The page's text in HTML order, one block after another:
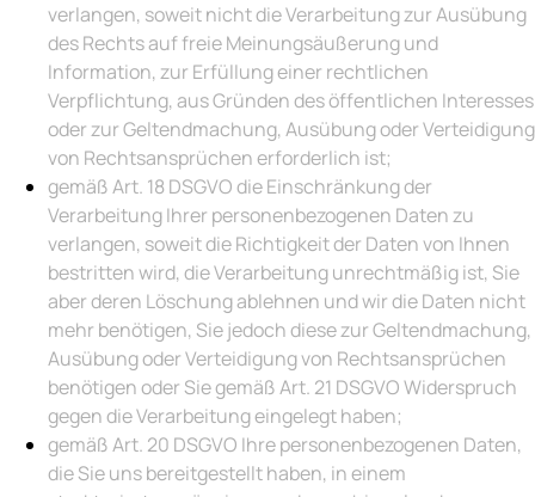
verlangen, soweit nicht die Verarbeitung zur Ausübung
des Rechts auf freie Meinungsäußerung und
Information, zur Erfüllung einer rechtlichen
Verpflichtung, aus Gründen des öffentlichen Interesses
oder zur Geltendmachung, Ausübung oder Verteidigung
von Rechtsansprüchen erforderlich ist;
gemäß Art. 18 DSGVO die Einschränkung der
Verarbeitung Ihrer personenbezogenen Daten zu
verlangen, soweit die Richtigkeit der Daten von Ihnen
bestritten wird, die Verarbeitung unrechtmäßig ist, Sie
aber deren Löschung ablehnen und wir die Daten nicht
mehr benötigen, Sie jedoch diese zur Geltendmachung,
Ausübung oder Verteidigung von Rechtsansprüchen
benötigen oder Sie gemäß Art. 21 DSGVO Widerspruch
gegen die Verarbeitung eingelegt haben;
gemäß Art. 20 DSGVO Ihre personenbezogenen Daten,
die Sie uns bereitgestellt haben, in einem